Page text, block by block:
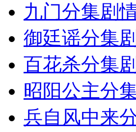
九门分集剧
御廷谣分集
百花杀分集
昭阳公主分
兵自风中来